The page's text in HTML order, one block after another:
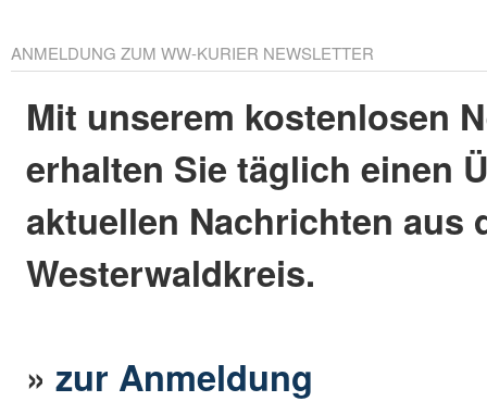
ANMELDUNG ZUM WW-KURIER NEWSLETTER
Mit unserem kostenlosen
erhalten Sie täglich einen
aktuellen Nachrichten aus
Westerwaldkreis.
»zur Anmeldung